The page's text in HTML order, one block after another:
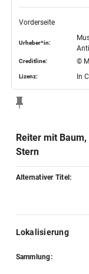
Vorderseite
Urheber*in:
Creditline: ©
Lizenz: In
Reiter mit
Stern
Alternativer Titel:
Lokalisierung
Sammlung: